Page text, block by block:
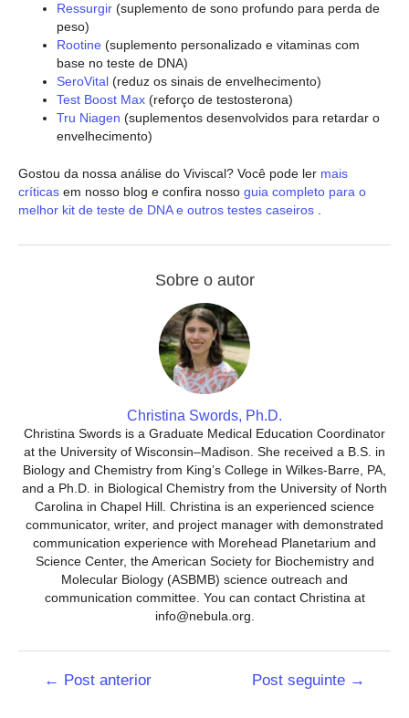
Ressurgir (suplemento de sono profundo para perda de
peso)
Rootine (suplemento personalizado e vitaminas com
base no teste de DNA)
SeroVital (reduz os sinais de envelhecimento)
Test Boost Max (reforço de testosterona)
Tru Niagen (suplementos desenvolvidos para retardar o
envelhecimento)
Gostou da nossa análise do Viviscal? Você pode ler mais
críticas em nosso blog e confira nosso guia completo para o
melhor kit de teste de DNA e outros testes caseiros
Sobre o autor
Christina Swords, Ph.D.
Christina Swords is a Graduate Medical Education Coordinator
at the University of Wisconsin–Madison. She received a B.S. in
Biology and Chemistry from King’s College in Wilkes-Barre, PA,
and a Ph.D. in Biological Chemistry from the University of North
Carolina in Chapel Hill. Christina is an experienced science
communicator, writer, and project manager with demonstrated
communication experience with Morehead Planetarium and
Science Center, the American Society for Biochemistry and
Molecular Biology (ASBMB) science outreach and
communication committee. You can contact Christina at
info@nebula.org.
Navegação
← Post anterior Post seguinte →